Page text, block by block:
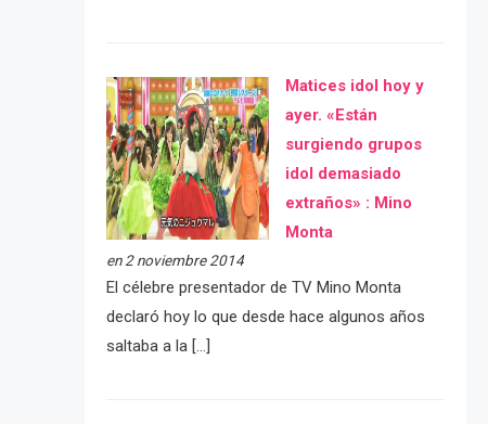
Matices idol hoy y
ayer. «Están
surgiendo grupos
idol demasiado
extraños» : Mino
Monta
en 2 noviembre 2014
El célebre presentador de TV Mino Monta
declaró hoy lo que desde hace algunos años
saltaba a la […]